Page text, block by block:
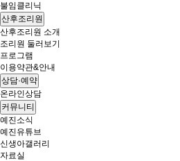
불임클리닉
산후조리원
산후조리원 소개
조리원 둘러보기
프로그램
이용약관&안내
상담·예약
온라인상담
커뮤니티
예진소식
예진유튜브
신생아갤러리
자료실